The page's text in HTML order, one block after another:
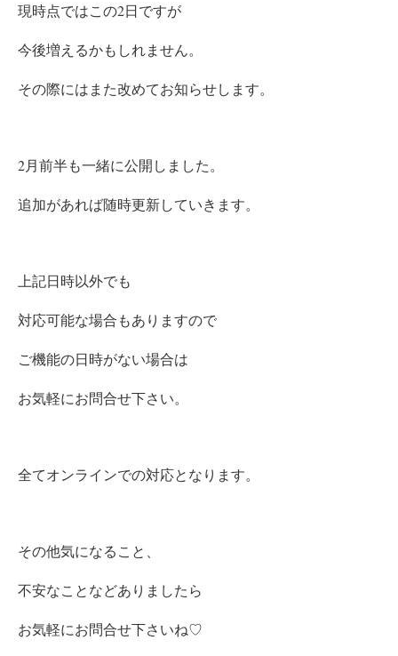
現時点ではこの2日ですが
今後増えるかもしれません。
その際にはまた改めてお知らせします。
2月前半も一緒に公開しました。
追加があれば随時更新していきます。
上記日時以外でも
対応可能な場合もありますので
ご機能の日時がない場合は
お気軽にお問合せ下さい。
全てオンラインでの対応となります。
その他気になること、
不安なことなどありましたら
お気軽にお問合せ下さいね♡